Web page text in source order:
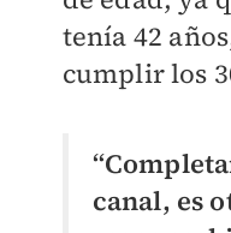
tenía 42
cumplir los
canal, es